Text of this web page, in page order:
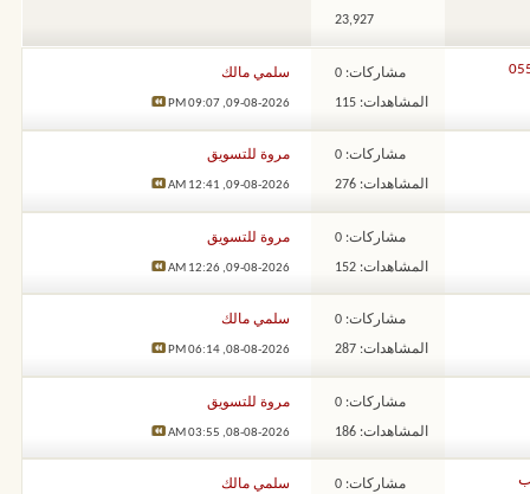
23,927
مشاركات: 0
المشاهدات: 115
سلمي مالك
09-08-2026,
09:07 PM
مشاركات: 0
المشاهدات: 276
مروة للتسويق
09-08-2026,
12:41 AM
مشاركات: 0
المشاهدات: 152
مروة للتسويق
09-08-2026,
12:26 AM
مشاركات: 0
المشاهدات: 287
سلمي مالك
08-08-2026,
06:14 PM
مشاركات: 0
المشاهدات: 186
مروة للتسويق
08-08-2026,
03:55 AM
مشاركات: 0 سلمي مالك